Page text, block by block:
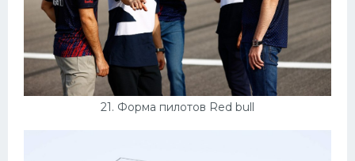
21. Форма пилотов Red bull